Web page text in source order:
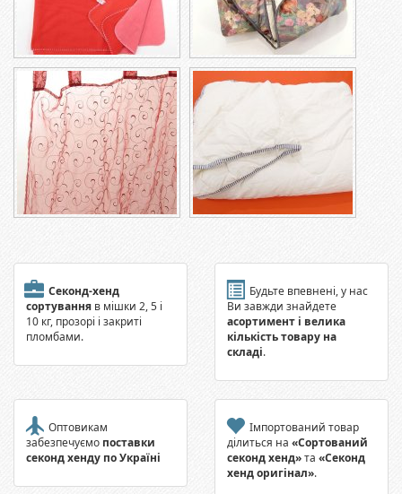
Секонд-хенд
сортування в мішки 2, 5 і
10 кг, прозорі і закриті
пломбами.
Будьте впевнені, у нас
Ви завжди знайдете
асортимент і велика
кількість товару на
складі.
Оптовикам
забезпечуємо поставки
секонд хенду по Україні
Імпортований товар
ділиться на «Сортований
секонд хенд»та «Секонд
хенд оригінал».